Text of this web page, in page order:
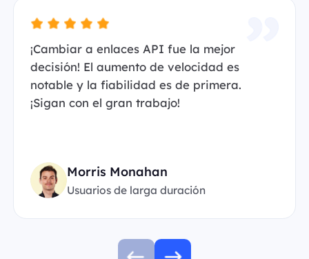
¡Cambiar a enlaces API fue la mejor
decisión! El aumento de velocidad es
notable y la fiabilidad es de primera.
¡Sigan con el gran trabajo!
Morris Monahan
Usuarios de larga duración